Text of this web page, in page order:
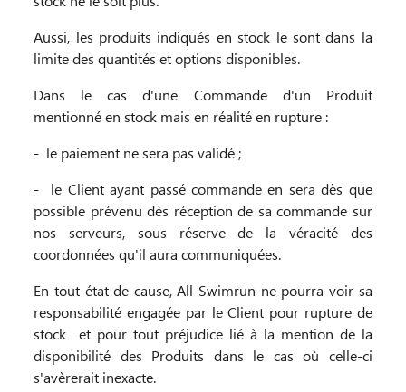
Aussi, les produits indiqués en stock le sont dans la
limite des quantités et options disponibles.
Dans le cas d'une Commande d'un Produit
mentionné en stock mais en réalité en rupture :
- le paiement ne sera pas validé ;
- le Client ayant passé commande en sera dès que
possible prévenu dès réception de sa commande sur
nos serveurs, sous réserve de la véracité des
coordonnées qu'il aura communiquées.
En tout état de cause, All Swimrun ne pourra voir sa
responsabilité engagée par le Client pour rupture de
stock et pour tout préjudice lié à la mention de la
disponibilité des Produits dans le cas où celle-ci
s'avèrerait inexacte.